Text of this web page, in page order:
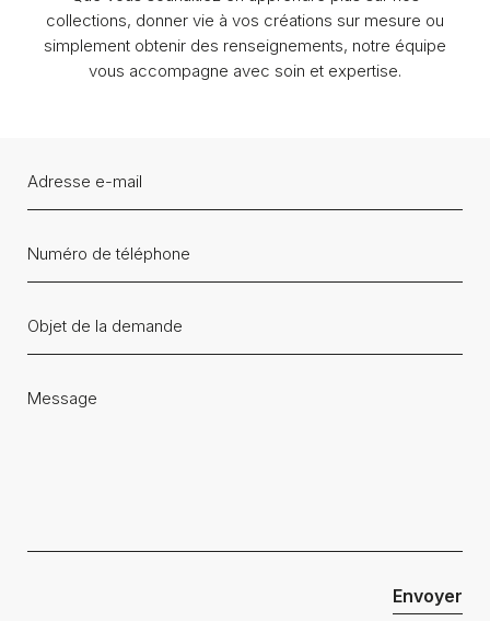
collections, donner vie à vos créations sur mesure ou
simplement obtenir des renseignements, notre équipe
vous accompagne avec soin et expertise.